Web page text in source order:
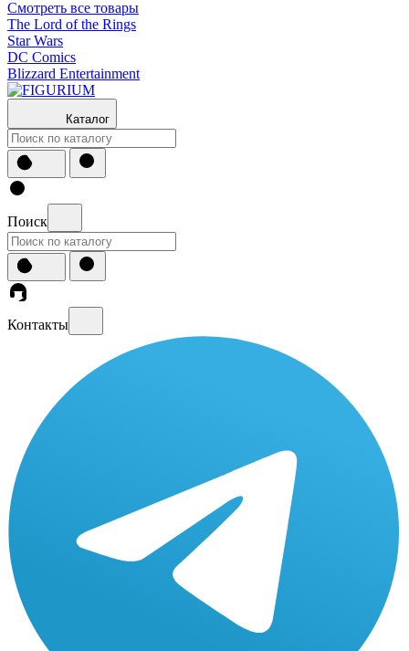
Смотреть все товары
The Lord of the Rings
Star Wars
DC Comics
Blizzard Entertainment
Каталог
Поиск
Контакты